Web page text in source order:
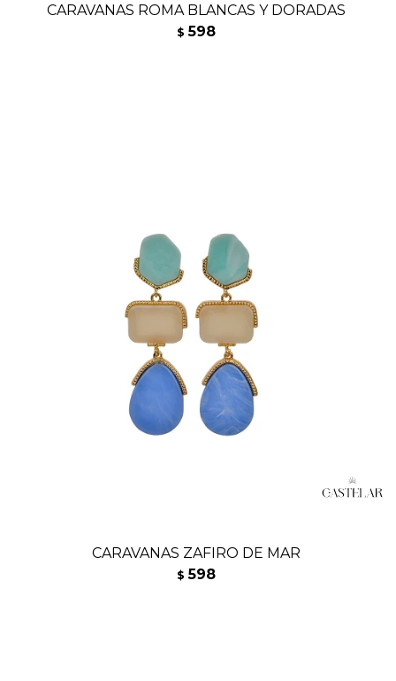
CARAVANAS ROMA BLANCAS Y DORADAS
$ 598
CARAVANAS ZAFIRO DE MAR
$ 598